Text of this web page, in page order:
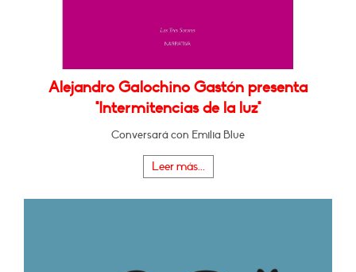
Alejandro Galochino Gastón presenta
"Intermitencias de la luz"
Conversará con Emilia Blue
Leer más...